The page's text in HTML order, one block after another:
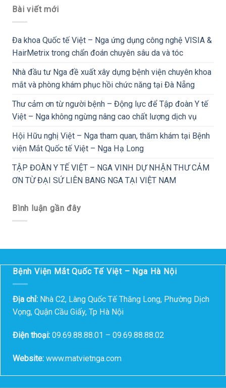
Bài viết mới
Đa khoa Quốc tế Việt – Nga ứng dụng công nghệ VISIA &
HairMetrix trong chẩn đoán chuyên sâu da và tóc
Nhà đầu tư Nga đề xuất xây dựng bệnh viện chuyên khoa
mắt và phòng khám phục hồi chức năng tại Đà Nẵng
Thư cảm ơn từ người bệnh – Động lực để Tập đoàn Y tế
Việt – Nga không ngừng nâng cao chất lượng dịch vụ
Hội Hữu nghị Việt – Nga tham quan, thăm khám tại Bệnh
viện Mắt Quốc tế Việt – Nga Hạ Long
TẬP ĐOÀN Y TẾ VIỆT – NGA VINH DỰ NHẬN THƯ CẢM
ƠN TỪ ĐẠI SỨ LIÊN BANG NGA TẠI VIỆT NAM
Bình luận gần đây
Bệnh Viện Mắt Quốc Tế Việt – Nga Hà Nội
Địa chỉ: Nhà C2, Làng Quốc Tế Thăng Long, Phường Dịch
Vọng, Quận Cầu Giấy, Tp Hà Nội
Điện thoại: 09.69.88.88.01 – 09.69.88.88.02
Website: www.matvietnga.com